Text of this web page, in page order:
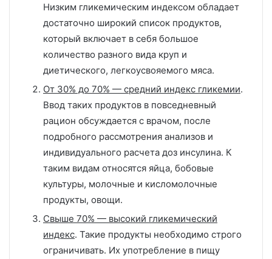
Низким гликемическим индексом обладает
достаточно широкий список продуктов,
который включает в себя большое
количество разного вида круп и
диетического, легкоусвояемого мяса.
От 30% до 70% — средний индекс гликемии.
Ввод таких продуктов в повседневный
рацион обсуждается с врачом, после
подробного рассмотрения анализов и
индивидуального расчета доз инсулина. К
таким видам относятся яйца, бобовые
культуры, молочные и кисломолочные
продукты, овощи.
Свыше 70% — высокий гликемический
индекс. Такие продукты необходимо строго
ограничивать. Их употребление в пищу